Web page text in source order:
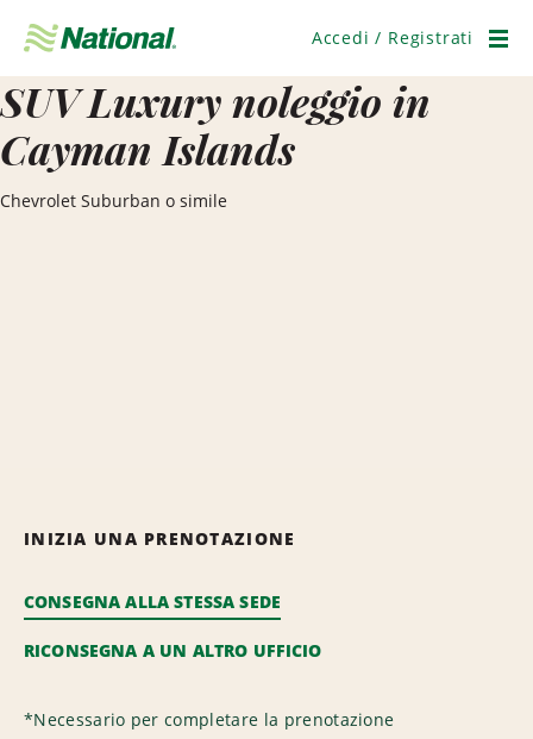
navigazione
Accedi / Registrati
SUV Luxury noleggio in
Cayman Islands
Chevrolet Suburban o simile
INIZIA UNA PRENOTAZIONE
CONSEGNA ALLA STESSA SEDE
RICONSEGNA A UN ALTRO UFFICIO
*Necessario per completare la prenotazione